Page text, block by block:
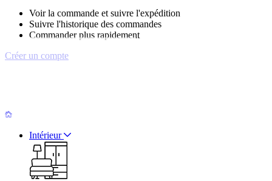
Voir la commande et suivre l'expédition
Suivre l'historique des commandes
Commander plus rapidement
Créer un compte
Intérieur